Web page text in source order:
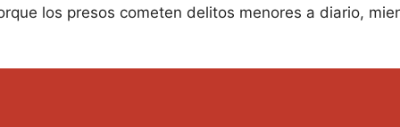
los presos cometen delitos menores a diario,